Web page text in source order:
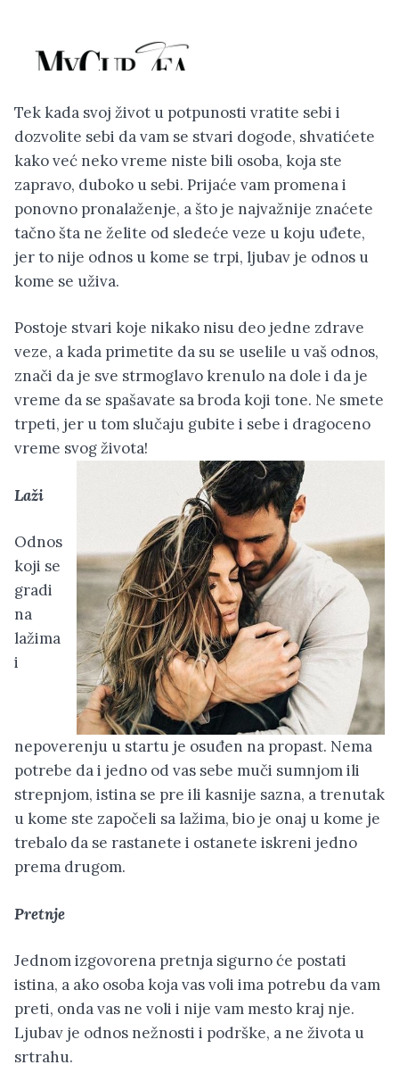
Tek kada svoj život u potpunosti vratite sebi i
dozvolite sebi da vam se stvari dogode, shvatićete
kako već neko vreme niste bili osoba, koja ste
zapravo, duboko u sebi. Prijaće vam promena i
ponovno pronalaženje, a što je najvažnije znaćete
tačno šta ne želite od sledeće veze u koju uđete,
jer to nije odnos u kome se trpi, ljubav je odnos u
kome se uživa.
Postoje stvari koje nikako nisu deo jedne zdrave
veze, a kada primetite da su se uselile u vaš odnos,
znači da je sve strmoglavo krenulo na dole i da je
vreme da se spašavate sa broda koji tone. Ne smete
trpeti, jer u tom slučaju gubite i sebe i dragoceno
vreme svog života!
Laži
Odnos
koji se
gradi
na
lažima
i
nepoverenju u startu je osuđen na propast. Nema
potrebe da i jedno od vas sebe muči sumnjom ili
strepnjom, istina se pre ili kasnije sazna, a trenutak
u kome ste započeli sa lažima, bio je onaj u kome je
trebalo da se rastanete i ostanete iskreni jedno
prema drugom.
Pretnje
Jednom izgovorena pretnja sigurno će postati
istina, a ako osoba koja vas voli ima potrebu da vam
preti, onda vas ne voli i nije vam mesto kraj nje.
Ljubav je odnos nežnosti i podrške, a ne života u
srtrahu.